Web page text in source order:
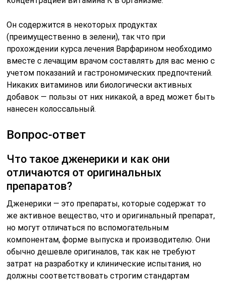
Он содержится в некоторых продуктах
(преимущественно в зелени), так что при
прохождении курса лечения Варфарином необходимо
вместе с лечащим врачом составлять для вас меню с
учетом показаний и гастрономических предпочтений.
Никаких витаминов или биологически активных
добавок — пользы от них никакой, а вред может быть
нанесен колоссальный.
Вопрос-ответ
Что такое дженерики и как они
отличаются от оригинальных
препаратов?
Дженерики — это препараты, которые содержат то
же активное вещество, что и оригинальный препарат,
но могут отличаться по вспомогательным
компонентам, форме выпуска и производителю. Они
обычно дешевле оригиналов, так как не требуют
затрат на разработку и клинические испытания, но
должны соответствовать строгим стандартам